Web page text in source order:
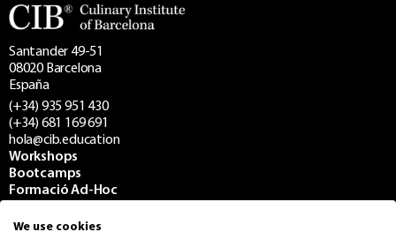
Santander 49-51
08020 Barcelona
España
(+34) 935 951 430
(+34) 681 169 691
hola@cib.education
Workshops
Bootcamps
Formació Ad-Hoc
We use cookies